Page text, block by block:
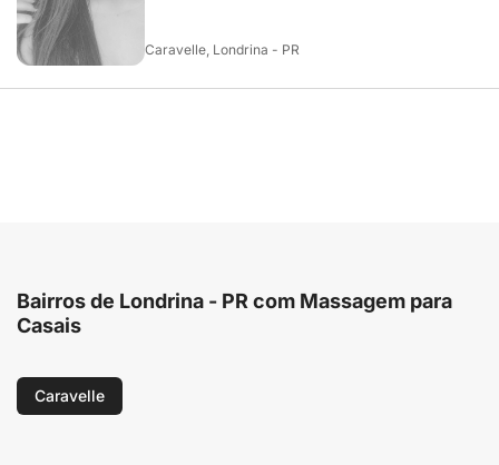
Caravelle, Londrina - PR
Bairros de Londrina - PR com Massagem para
Casais
Caravelle